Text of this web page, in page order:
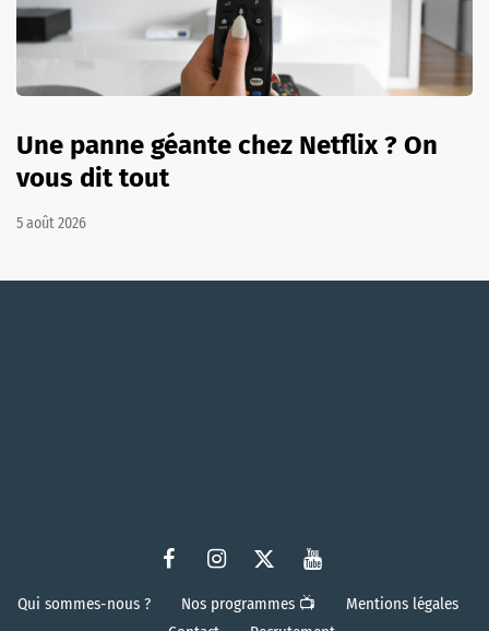
Une panne géante chez Netflix ? On
vous dit tout
5 août 2026
Qui sommes-nous ? Nos programmes 📺
Mentions légales